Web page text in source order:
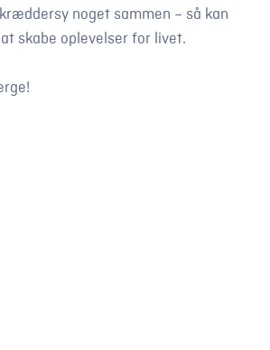
noget sammen – så kan
skabe oplevelser for livet.